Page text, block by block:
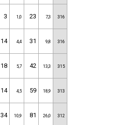
3 1,0 23 7,3 316
14 4,4 31 9,8 316
18 5,7 42 13,3 315
14 4,5 59 18,9 313
34 10,9 81 26,0 312